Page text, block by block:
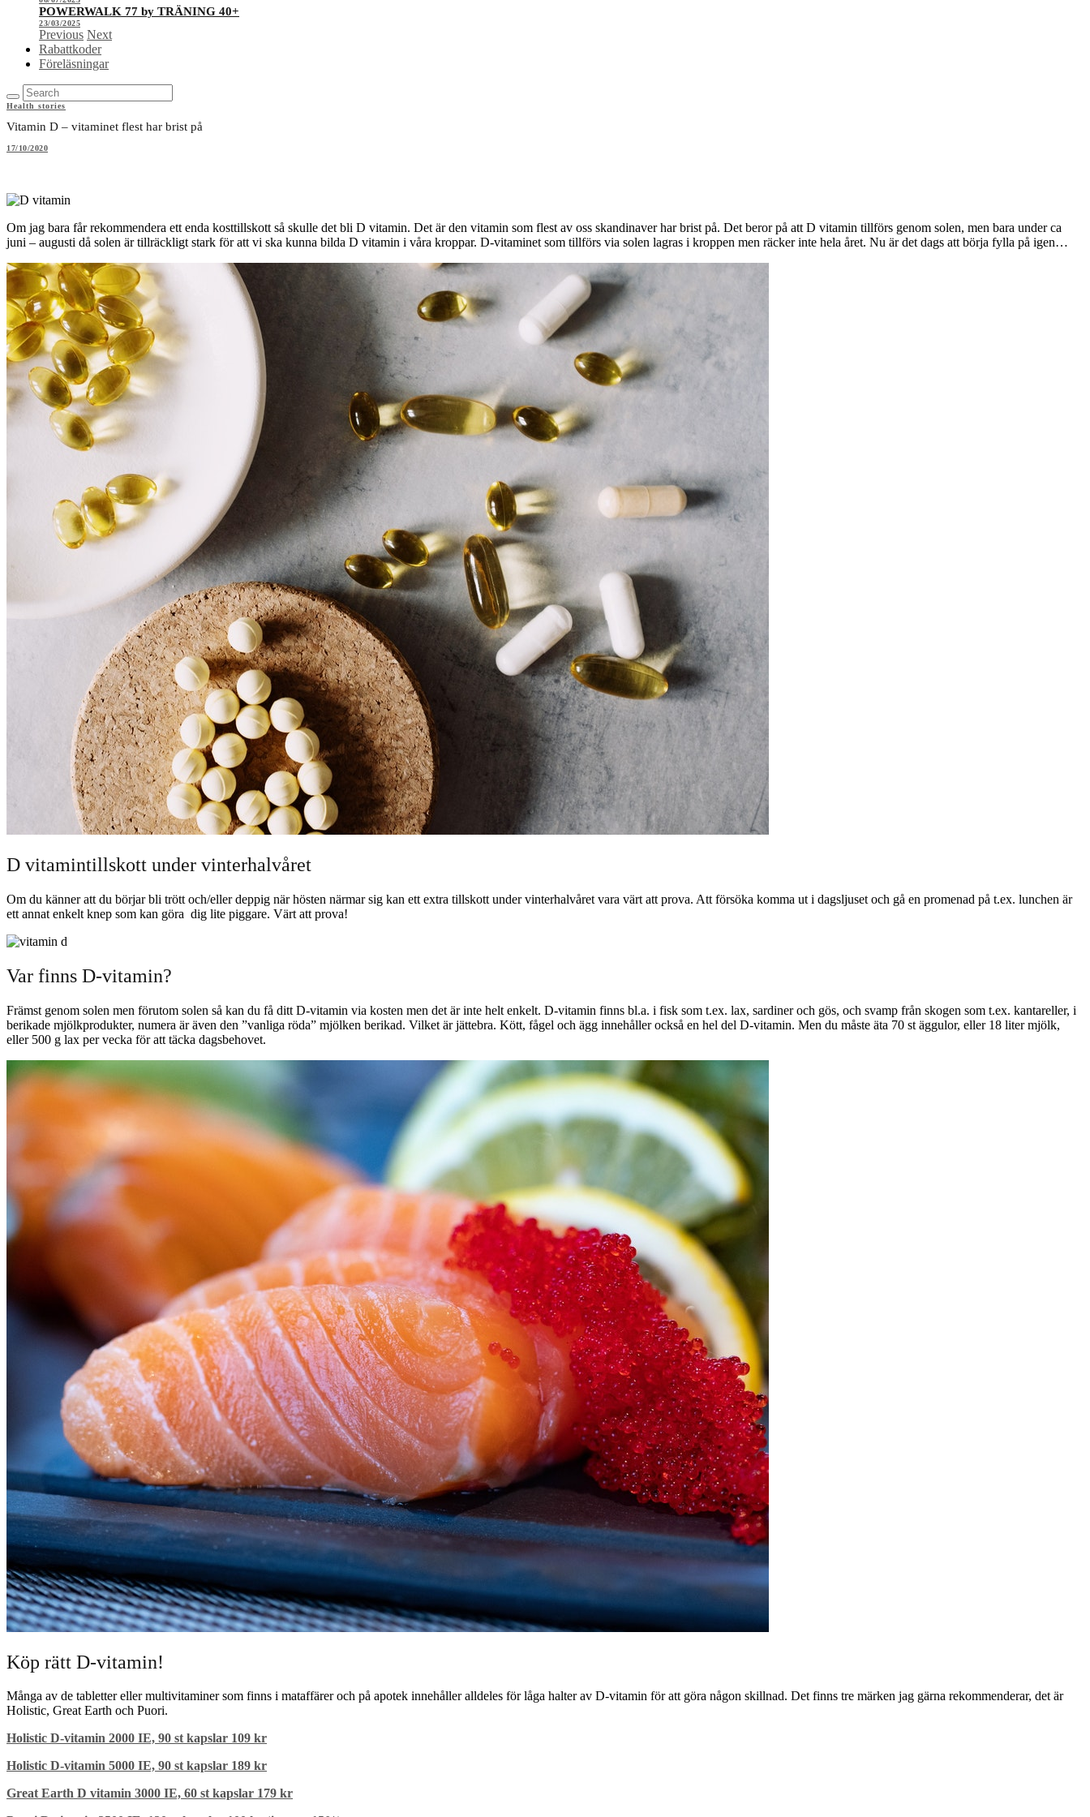
POWERWALK 77 by TRÄNING 40+
23/03/2025
Previous Next
Rabattkoder
Föreläsningar
Health stories
Vitamin D – vitaminet flest har brist på
17/10/2020
Om jag bara får rekommendera ett enda kosttillskott så skulle det bli D vitamin. Det är den vitamin som flest av oss skandinaver har brist på. Det beror på att D vitamin tillförs genom solen, men bara under ca
juni – augusti då solen är tillräckligt stark för att vi ska kunna bilda D vitamin i våra kroppar. D-vitaminet som tillförs via solen lagras i kroppen men räcker inte hela året. Nu är det dags att börja fylla på igen…
D vitamintillskott under vinterhalvåret
Om du känner att du börjar bli trött och/eller deppig när hösten närmar sig kan ett extra tillskott under vinterhalvåret vara värt att prova. Att försöka komma ut i dagsljuset och gå en promenad på t.ex. lunchen är
ett annat enkelt knep som kan göra dig lite piggare. Värt att prova!
Var finns D-vitamin?
Främst genom solen men förutom solen så kan du få ditt D-vitamin via kosten men det är inte helt enkelt. D-vitamin finns bl.a. i fisk som t.ex. lax, sardiner och gös, och svamp från skogen som t.ex. kantareller, i
berikade mjölkprodukter, numera är även den ”vanliga röda” mjölken berikad. Vilket är jättebra. Kött, fågel och ägg innehåller också en hel del D-vitamin. Men du måste äta 70 st äggulor, eller 18 liter mjölk,
eller 500 g lax per vecka för att täcka dagsbehovet.
Köp rätt D-vitamin!
Många av de tabletter eller multivitaminer som finns i mataffärer och på apotek innehåller alldeles för låga halter av D-vitamin för att göra någon skillnad. Det finns tre märken jag gärna rekommenderar, det är
Holistic, Great Earth och Puori.
Holistic D-vitamin 2000 IE, 90 st kapslar 109 kr
Holistic D-vitamin 5000 IE, 90 st kapslar 189 kr
Great Earth D vitamin 3000 IE, 60 st kapslar 179 kr